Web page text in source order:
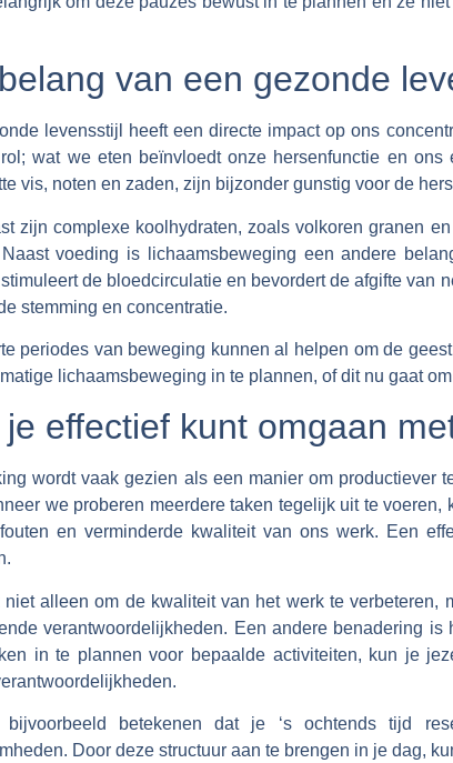
van een gezonde
levensstijl heeft een directe impact op ons
wat we eten beïnvloedt onze hersenfunctie en
vis, noten en zaden, zijn bijzonder gunstig voor de
zijn complexe koolhydraten, zoals volkoren granen
voeding is lichaamsbeweging een andere
de bloedcirculatie en bevordert de afgifte van
stemming en concentratie.
periodes van beweging kunnen al helpen om de
lichaamsbeweging in te plannen, of dit nu gaat
je effectief kunt omgaan
wordt vaak gezien als een manier om productiever
we proberen meerdere taken tegelijk uit te
en verminderde kwaliteit van ons werk. Een
niet alleen om de kwaliteit van het werk te
verantwoordelijkheden. Een andere benadering
in te plannen voor bepaalde activiteiten, kun je
betekenen dat je ‘s ochtends tijd
Door deze structuur aan te brengen in je dag,